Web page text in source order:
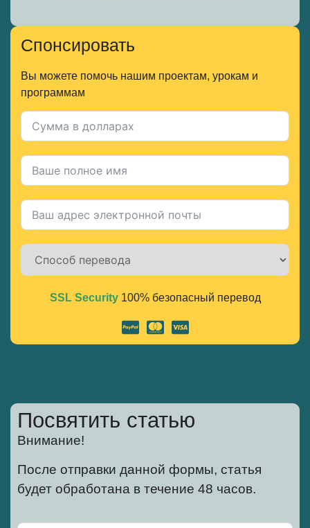
Спонсировать
Вы можете помочь нашим проектам, урокам и
программам
Alternative:
SSL Security100% безопасный перевод
Посвятить статью
Внимание!
После отправки данной формы, статья
будет обработана в течение 48 часов.